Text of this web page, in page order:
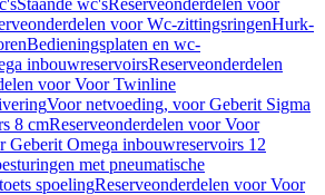
Staande wc'sReserveonderdelen voor
voor Wc-zittingsringenHurk-
Bedieningsplaten en wc-
inbouwreservoirsReserveonderdelen
voor Voor Twinline
Voor netvoeding, voor Geberit Sigma
8 cmReserveonderdelen voor Voor
Geberit Omega inbouwreservoirs 12
met pneumatische
spoelingReserveonderdelen voor Voor